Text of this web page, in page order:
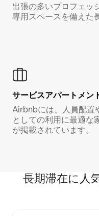
出張の多いプロフェッ
専用スペースを備えた
サービスアパートメン
Airbnbには、人員配置
としての利用に最適な
が掲載されています。
長期滞在に人